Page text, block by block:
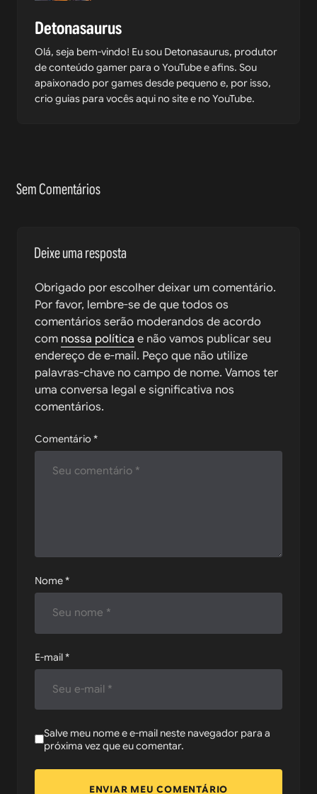
Detonasaurus
Olá, seja bem-vindo! Eu sou Detonasaurus, produtor
de conteúdo gamer para o YouTube e afins. Sou
apaixonado por games desde pequeno e, por isso,
crio guias para vocês aqui no site e no YouTube.
Sem Comentários
Deixe uma resposta
Obrigado por escolher deixar um comentário.
Por favor, lembre-se de que todos os
comentários serão moderandos de acordo
com nossa política e não vamos publicar seu
endereço de e-mail. Peço que não utilize
palavras-chave no campo de nome. Vamos ter
uma conversa legal e significativa nos
comentários.
Comentário*
Nome*
E-mail*
Salve meu nome e e-mail neste navegador para a
próxima vez que eu comentar.